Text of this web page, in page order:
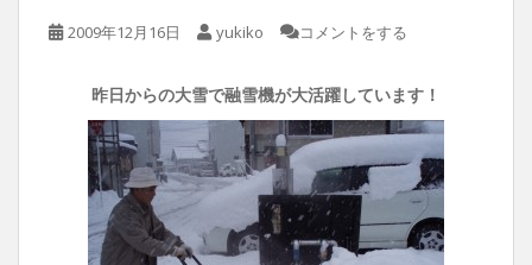
2009年12月16日 yukiko コメントをする
昨日からの大雪で融雪機が大活躍しています！